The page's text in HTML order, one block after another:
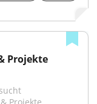
Projekte